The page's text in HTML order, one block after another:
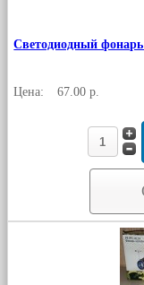
Светодиодный
Цена: 67.00 р.